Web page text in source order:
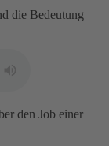
die Bedeutung
den Job einer